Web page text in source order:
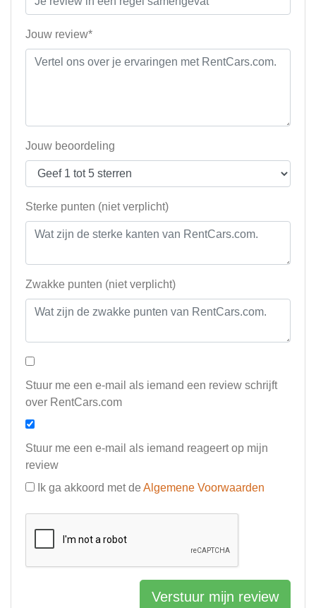
Jouw review*
Jouw beoordeling
Sterke punten (niet verplicht)
Zwakke punten (niet verplicht)
Stuur me een e-mail als iemand een review schrijft
over RentCars.com
Stuur me een e-mail als iemand reageert op mijn
review
Ik ga akkoord met de Algemene Voorwaarden
Verstuur mijn review